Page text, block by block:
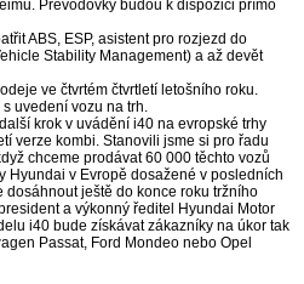
Převodovky budou k dispozici přímo
ABS, ESP, asistent pro rozjezd do
Stability Management) a až devět
ve čtvrtém čtvrtletí letošního roku.
uvedení vozu na trh.
krok v uvádění i40 na evropské trhy
verze kombi. Stanovili jsme si pro řadu
chceme prodávat 60 000 těchto vozů
Hyundai v Evropě dosažené v posledních
dosáhnout ještě do konce roku tržního
a výkonný ředitel Hyundai Motor
i40 bude získávat zákazníky na úkor tak
Passat, Ford Mondeo nebo Opel